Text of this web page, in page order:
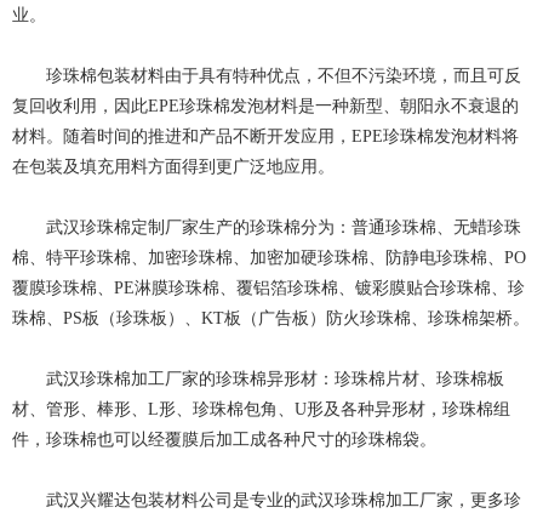
业。
珍珠棉包装材料由于具有特种优点，不但不污染环境，而且可反
复回收利用，因此EPE珍珠棉发泡材料是一种新型、朝阳永不衰退的
材料。随着时间的推进和产品不断开发应用，EPE珍珠棉发泡材料将
在包装及填充用料方面得到更广泛地应用。
武汉珍珠棉定制厂家生产的珍珠棉分为：普通珍珠棉、无蜡珍珠
棉、特平珍珠棉、加密珍珠棉、加密加硬珍珠棉、防静电珍珠棉、PO
覆膜珍珠棉、PE淋膜珍珠棉、覆铝箔珍珠棉、镀彩膜贴合珍珠棉、珍
珠棉、PS板（珍珠板）、KT板（广告板）防火珍珠棉、珍珠棉架桥。
武汉珍珠棉加工厂家的珍珠棉异形材：珍珠棉片材、珍珠棉板
材、管形、棒形、L形、珍珠棉包角、U形及各种异形材，珍珠棉组
件，珍珠棉也可以经覆膜后加工成各种尺寸的珍珠棉袋。
武汉兴耀达包装材料公司是专业的武汉珍珠棉加工厂家，更多珍